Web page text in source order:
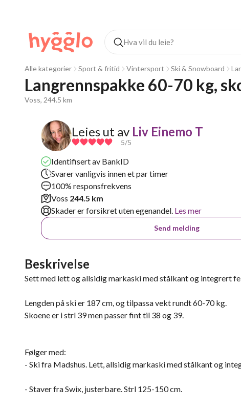
Alle kategorier Sport & fritid Vintersport Ski & Snowboard
Langrennspakke 60-70 kg,
Voss, 244.5 km
Leies ut av Liv Einemo T
5/5
Identifisert av BankID
Svarer vanligvis innen et par timer
100% responsfrekvens
Voss 244.5 km
Skader er forsikret uten egenandel. Les mer
Send melding
Beskrivelse
Sett med lett og allsidig markaski med stålkant og
Lengden på ski er 187 cm, og tilpassa vekt rundt 60-70 kg.
Skoene er i strl 39 men passer fint til 38 og 39.
Følger med:
- Ski fra Madshus. Lett, allsidig markaski med stålkant og
- Staver fra Swix, justerbare. Strl 125-150 cm.